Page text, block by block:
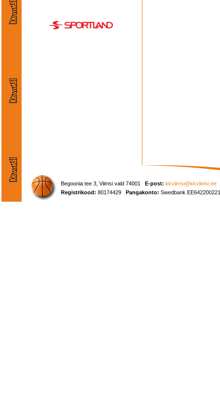
Begoonia tee 3, Viimsi vald 74001 E-post: kkviimsi@kkviimsi.ee
Registrikood: 80174429 Pangakonto: Swedbank